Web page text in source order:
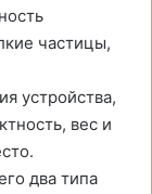
частицы,
устройства,
вес и
два типа